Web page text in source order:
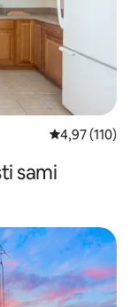
Prosječna
4,97 (110)
sami